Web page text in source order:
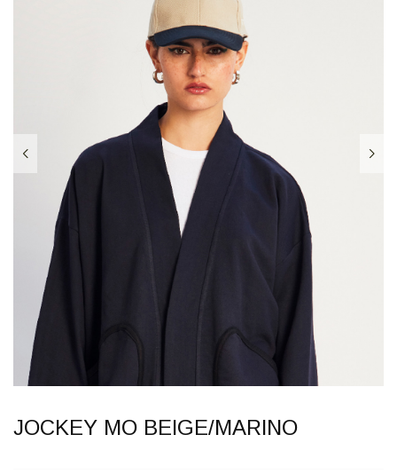
JOCKEY MO BEIGE/MARINO